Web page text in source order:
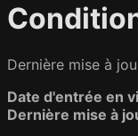
Dernière mise à
Date d'entrée en
Dernière mise à